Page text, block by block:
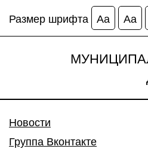
Размер шрифта Аа Аа
Новости
Группа Вконтакте